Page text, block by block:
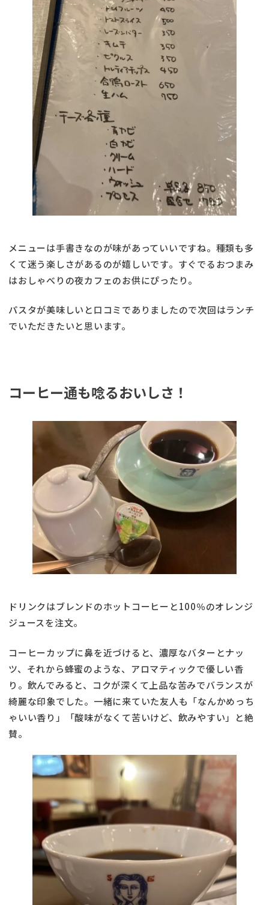
メニューは手書きなのが味があっていいですね。種類も多
くて迷う楽しさがあるのが嬉しいです。すぐでるおつまみ
はおしゃべりの夜カフェのお供にぴったり。
パスタが美味しいと口コミでありましたので次回はランチ
でいただきたいと思います。
コーヒー通も唸るおいしさ！
ドリンクはブレンドのホットコーヒーと100％のオレンジ
ジュースを注文。
コーヒーカップに鼻を近づけると、濃厚なバターとナッ
ツ、それから蜂蜜のような、アロマティックで優しい香
り。飲んでみると、コクが深くて上品な苦みでバランスが
綺麗な印象でした。一緒に来ていた友人も「なんかめっち
ゃいい香り」「酸味がなくて苦いけど、飲みやすい」と絶
賛。